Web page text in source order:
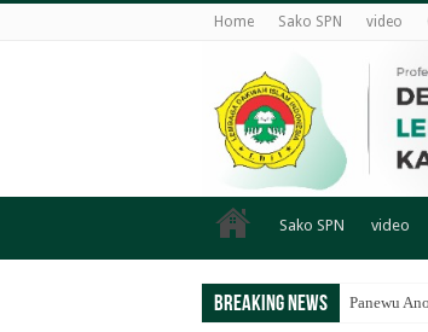
Home Sako SPN video
Sako SPN video
Breaking News Panewu